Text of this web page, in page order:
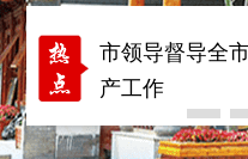
市领导督导全
产工作